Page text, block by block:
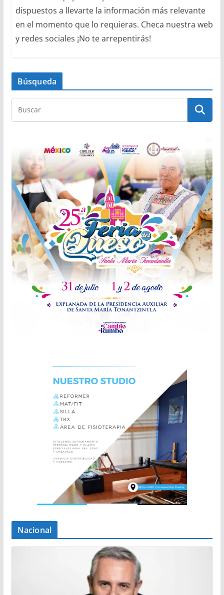
dispuestos a llevarte la información más relevante
en el momento que lo requieras. Checa nuestra web
y redes sociales ¡No te arrepentirás!
Búsqueda
Nacional